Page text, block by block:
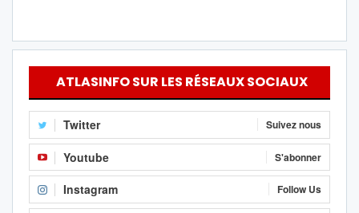
ATLASINFO SUR LES RÉSEAUX SOCIAUX
Twitter Suivez nous
Youtube S'abonner
Instagram Follow Us